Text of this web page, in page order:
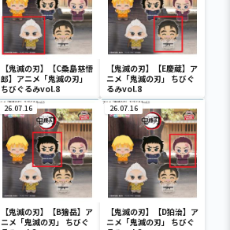
【鬼滅の刃】【C桑島慈悟
郎】アニメ「鬼滅の刃」
ちびぐるみvol.8
【鬼滅の刃】【E慶蔵】ア
ニメ「鬼滅の刃」 ちびぐ
るみvol.8
26.07.16
【鬼滅の刃】【B獪岳】ア
ニメ「鬼滅の刃」 ちびぐ
26.07.16
【鬼滅の刃】【D狛治】ア
ニメ「鬼滅の刃」 ちびぐ